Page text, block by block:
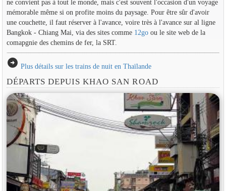
ne convient pas à tout le monde, mais c'est souvent l'occasion d'un voyage
mémorable même si on profite moins du paysage. Pour être sûr d'avoir
une couchette, il faut réserver à l'avance, voire très à l'avance sur al ligne
Bangkok - Chiang Mai, via des sites comme 12goou le site web de la
comapgnie des chemins de fer, la SRT.
arrow_circle_right Plus détails sur les trains de nuit en Thaïlande
DÉPARTS DEPUIS KHAO SAN ROAD